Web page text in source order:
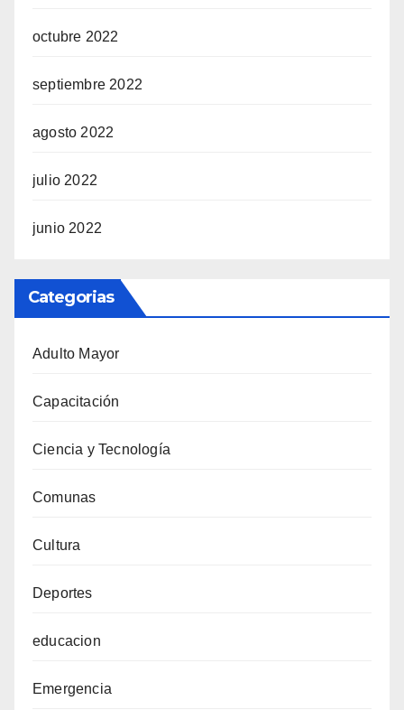
octubre 2022
septiembre 2022
agosto 2022
julio 2022
junio 2022
Categorias
Adulto Mayor
Capacitación
Ciencia y Tecnología
Comunas
Cultura
Deportes
educacion
Emergencia